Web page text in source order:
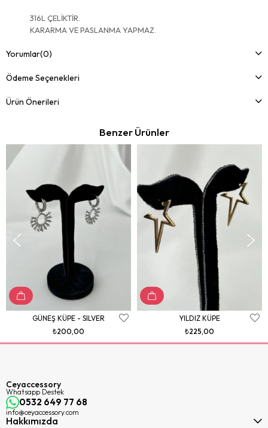
316L ÇELİKTİR.
KARARMA VE PASLANMA YAPMAZ.
Yorumlar(0)
Ödeme Seçenekleri
Ürün Önerileri
Benzer Ürünler
GÜNEŞ KÜPE - SILVER
₺200,00
YILDIZ KÜPE
₺225,00
Ceyaccessory
Whatsapp Destek
0532 649 77 68
info@ceyaccessory.com
Hakkımızda